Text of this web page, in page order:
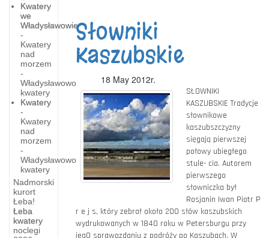
Kwatery
we
Władysławowie
-
Kwatery
nad
morzem
-
Władysławowo
kwatery
Kwatery
-
Kwatery
nad
morzem
-
Władysławowo
kwatery
Nadmorski
kurort
Łeba!
Łeba
kwatery
noclegi
Kaszubskie
Błota
Słowniki
Kaszubskie
18 May 2012r.
SŁOWNIKI
KASZUBSKIE Tradycje
słownikowe
kaszubszczyzny
sięgają pierwszej
połowy ubiegłego
stule- cia. Autorem
pierwszego
słowniczka był
Rosjanin Iwan Piotr P
r e j s, który zebrał około 200 słów kaszubskich
wydrukowanych w 1840 roku w Petersburgu przy
jeg0 sprawozdaniu z podróży po Kaszubach. W